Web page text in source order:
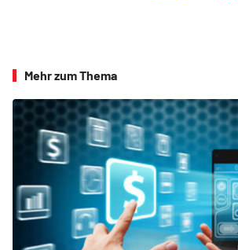
Mehr zum Thema